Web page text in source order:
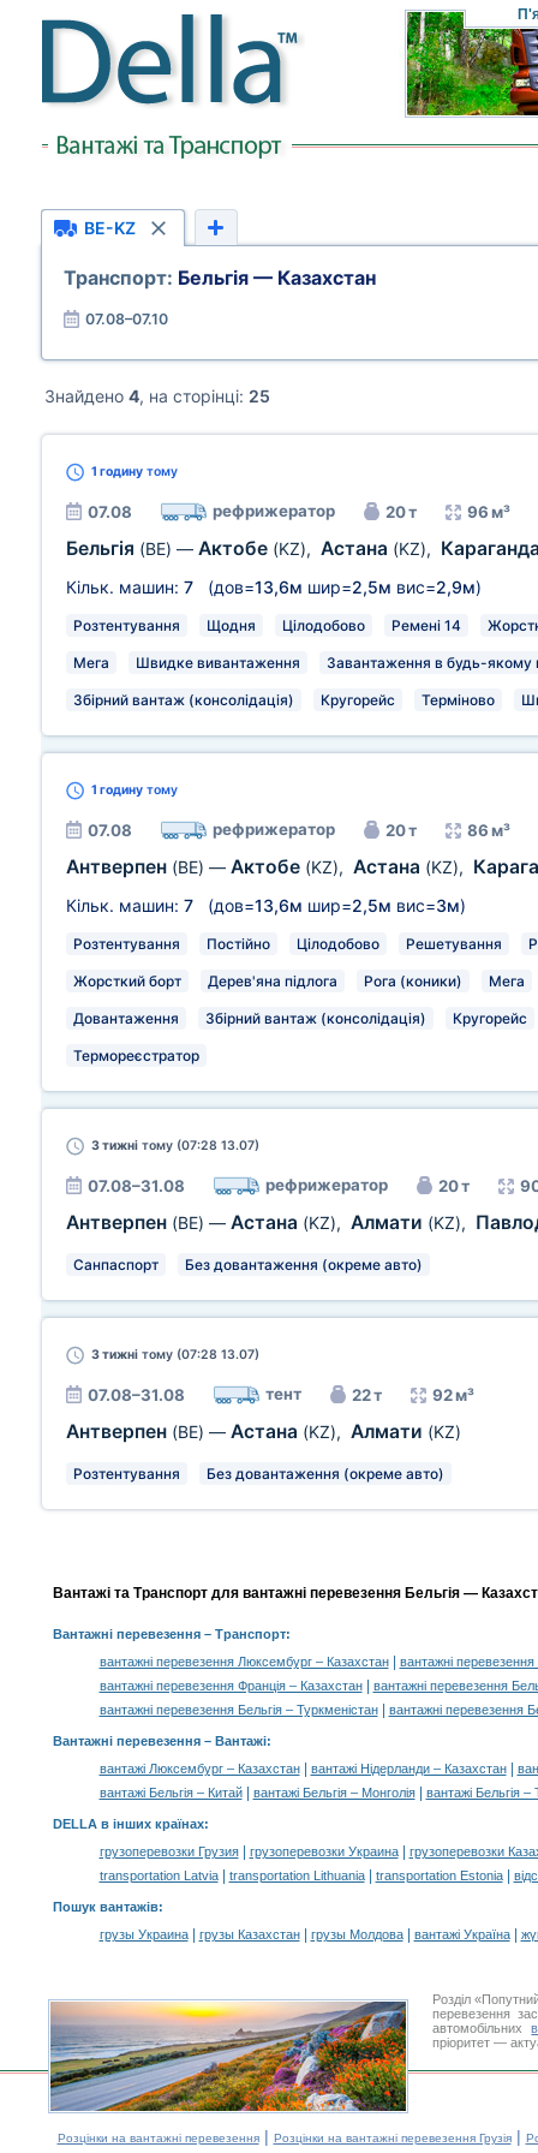
BE-KZ
Транспорт: Бельгія — Казахстан
07.08–07.10
Знайдено 4, на сторінці: 25
1 годину тому
07.08 рефрижератор 20 т 96 м³
Бельгія (BE) — Актобе (KZ), Астана (KZ),
Кільк. машин: 7 (дов=13,6м шир=2,5м вис=2,9м)
Розтентування Щодня Цілодобово Ремені 14
Мега Швидке вивантаження Завантаження в будь-якому
Збірний вантаж (консолідація) Кругорейс Терміново
1 годину тому
07.08 рефрижератор 20 т 86 м³
Антверпен (BE) — Актобе (KZ), Астана (KZ),
Кільк. машин: 7 (дов=13,6м шир=2,5м вис=3м)
Розтентування Постійно Цілодобово Решетування
Жорсткий борт Дерев'яна підлога Рога (коники) Мега
Довантаження Збірний вантаж (консолідація) Кругорейс
Термореєстратор
3 тижні тому (07:28 13.07)
07.08–31.08 рефрижератор 20 т
Антверпен (BE) — Астана (KZ), Алмати (KZ),
Санпаспорт Без довантаження (окреме авто)
3 тижні тому (07:28 13.07)
07.08–31.08 тент 22 т 92 м³
Антверпен (BE) — Астана (KZ), Алмати (KZ)
Розтентування Без довантаження (окреме авто)
Вантажі та Транспорт для вантажні перевезення Бельгія —
Вантажні перевезення– Транспорт:
вантажні перевезення Люксембург – Казахстан|
вантажні
вантажні перевезення Франція – Казахстан|
вантажні перевезення
вантажні перевезення Бельгія – Туркменістан| вантажні перевезення
Вантажні перевезення – Вантажі:
вантажі Люксембург – Казахстан| вантажі Нідерланди – Казахстан|
вантажі Бельгія – Китай| вантажі Бельгія – Монголія| вантажі Бельгія –
DELLA в інших країнах:
грузоперевозки Грузия| грузоперевозки Украина|
грузоперевозки
transportation Latvia| transportation Lithuania| transportation Estonia|
Пошук вантажів:
грузы Украина| грузы Казахстан| грузы Молдова| вантажі Україна|
Розділ
перевезення
автомобільних
пріоритет —
Розцінки на вантажні перевезення| Розцінки на вантажні перевезення Грузія|